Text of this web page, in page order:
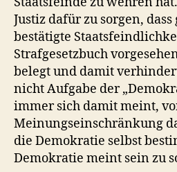
Justiz dafür zu sorgen,
bestätigte
Strafgesetzbuch
belegt und damit
nicht Aufgabe der
immer sich damit meint,
Meinungseinschränkung
die Demokratie selbst
Demokratie meint sein zu